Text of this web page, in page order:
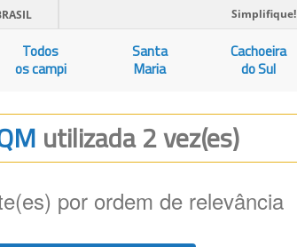
Simplifique!
Todos
os campi
Santa
Maria
Cachoeira
do Sul
utilizada 2 vez(es)
por ordem de relevância